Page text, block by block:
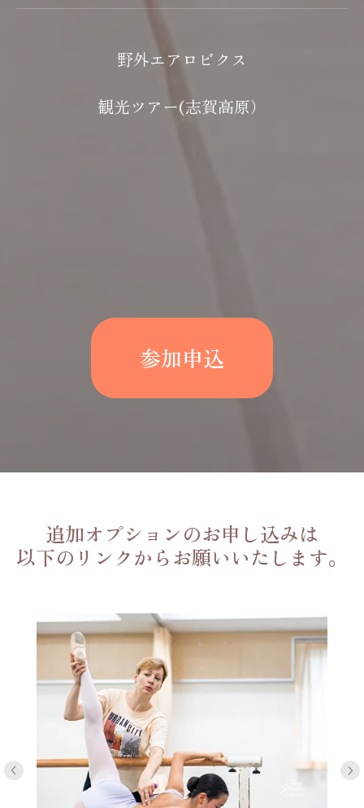
野外エアロビクス
観光ツアー(志賀高原）
参加申込
追加オプションのお申し込みは
以下のリンクからお願いいたします。